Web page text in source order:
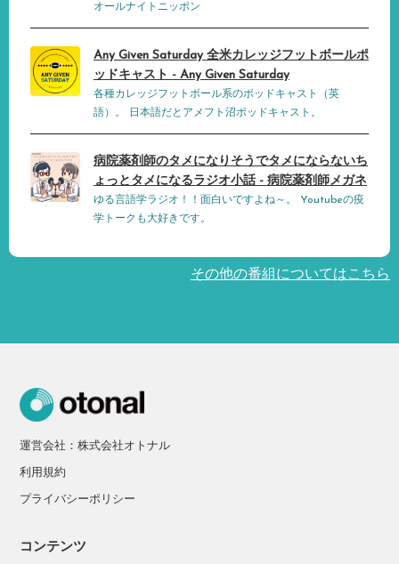
オールナイトニッポン
Any Given Saturday 全米カレッジフットボールポ
ッドキャスト - Any Given Saturday
各種カレッジフットボール系のポッドキャスト（英
語）。 日本語だとアメフト沼ポッドキャスト。
病院薬剤師のタメになりそうでタメにならないち
ょっとタメになるラジオ小話 - 病院薬剤師メガネ
ゆる言語学ラジオ！！面白いですよね～。 Youtubeの疫
学トークも大好きです。
その他の番組についてはこちら
運営会社：株式会社オトナル
利用規約
プライバシーポリシー
コンテンツ